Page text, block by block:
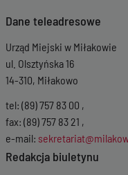
Dane teleadresowe
Urząd Miejski w Miłakowie
ul. Olsztyńska 16
14-310, Miłakowo
tel: (89) 757 83 00 ,
fax: (89) 757 83 21 ,
e-mail:
Redakcja biuletynu